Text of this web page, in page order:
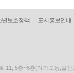
년보호정책 도서홍보안내
11, 5층~6층(여의도동,일신